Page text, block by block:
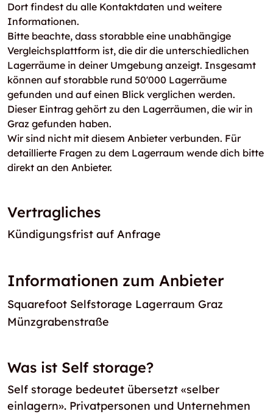
Dort findest du alle Kontaktdaten und weitere
Informationen.
Bitte beachte, dass storabble eine unabhängige
Vergleichsplattform ist, die dir die unterschiedlichen
Lagerräume in deiner Umgebung anzeigt. Insgesamt
können auf storabble rund 50'000 Lagerräume
gefunden und auf einen Blick verglichen werden.
Dieser Eintrag gehört zu den Lagerräumen, die wir in
Graz gefunden haben.
Wir sind nicht mit diesem Anbieter verbunden. Für
detaillierte Fragen zu dem Lagerraum wende dich bitte
direkt an den Anbieter.
Vertragliches
Kündigungsfrist auf Anfrage
Informationen zum Anbieter
Squarefoot Selfstorage Lagerraum Graz
Münzgrabenstraße
Was ist Self storage?
Self storage bedeutet übersetzt «selber
einlagern». Privatpersonen und Unternehmen